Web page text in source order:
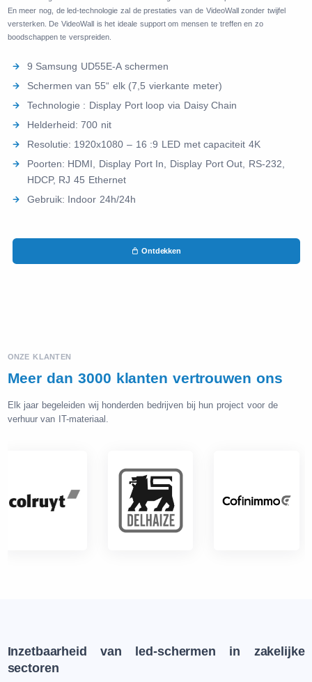
En meer nog, de led-technologie zal de prestaties van de VideoWall zonder twijfel
versterken. De VideoWall is het ideale support om mensen te treffen en zo
boodschappen te verspreiden.
9 Samsung UD55E-A schermen
Schermen van 55“ elk (7,5 vierkante meter)
Technologie : Display Port loop via Daisy Chain
Helderheid: 700 nit
Resolutie: 1920x1080 – 16 :9 LED met capaciteit 4K
Poorten: HDMI, Display Port In, Display Port Out, RS-232,
HDCP, RJ 45 Ethernet
Gebruik: Indoor 24h/24h
Ontdekken
ONZE KLANTEN
Meer dan 3000 klanten vertrouwen ons
Elk jaar begeleiden wij honderden bedrijven bij hun project voor de
verhuur van IT-materiaal.
Inzetbaarheid van led-schermen in zakelijke
sectoren